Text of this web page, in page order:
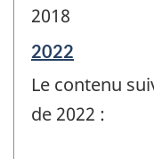
2018
Période
référence
de
2022
Le contenu
de 2022 :